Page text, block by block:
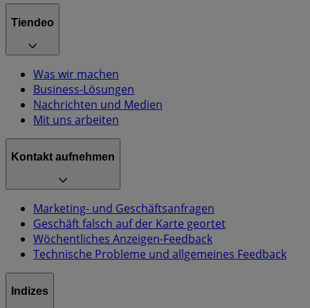
Tiendeo
Was wir machen
Business-Lösungen
Nachrichten und Medien
Mit uns arbeiten
Kontakt aufnehmen
Marketing- und Geschäftsanfragen
Geschäft falsch auf der Karte geortet
Wöchentliches Anzeigen-Feedback
Technische Probleme und allgemeines Feedback
Indizes